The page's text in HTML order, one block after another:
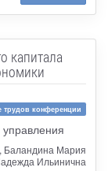
капитала
трудов конференции
Баландина Мария
Ильинична